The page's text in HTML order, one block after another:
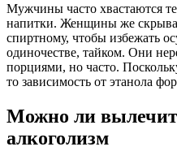
Мужчины часто хвастаются
напитки. Женщины же
спиртному, чтобы избежать
одиночестве, тайком. Они
порциями, но часто.
то зависимость от этанола
Можно ли
алкоголизм